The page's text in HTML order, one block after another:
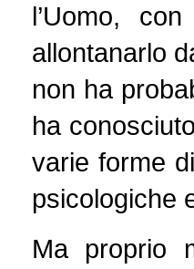
l’Uomo,
allontanarlo
non ha
ha
varie forme
psicologiche
Ma proprio